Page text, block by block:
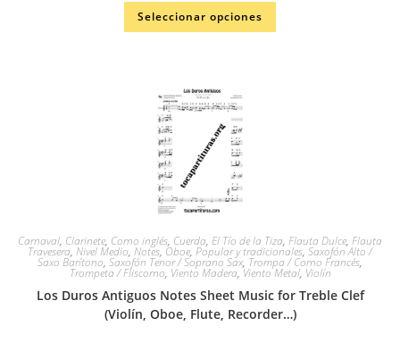
Seleccionar opciones
Carnaval, Clarinete, Corno inglés, Cuerda, El Tío de la Tiza, Flauta Dulce, Flauta
Travesera, Nivel Medio, Notes, Oboe, Popular y tradicionales, Saxofón Alto /
Saxo Barítono, Saxofón Tenor / Soprano Sax, Trompa / Corno Francés,
Trompeta / Fliscorno, Viento Madera,Viento Metal, Violín
Los Duros Antiguos Notes Sheet Music for Treble Clef
(Violín, Oboe, Flute, Recorder…)